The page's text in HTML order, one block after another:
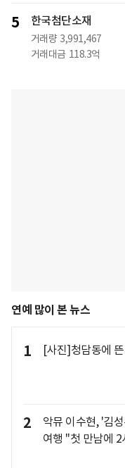
5 한국첨단소재
거래량 3,991,467
거래대금 118.3억
연예 많이 본 뉴스
1 [사진]청담동에
2
악뮤 이수현, '김
여행 "첫 만남에